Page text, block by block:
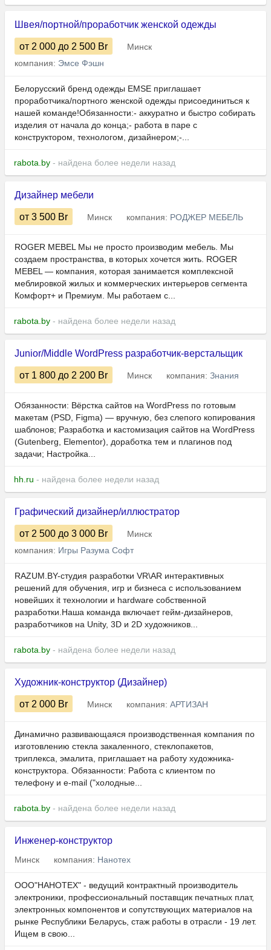
Швея/портной/проработчик женской одежды
от 2 000 до 2 500 Br
Минск
компания: Эмсе Фэшн
Белорусский бренд одежды EMSE приглашает
проработчика/портного женской одежды присоединиться к
нашей команде!Обязанности:- аккуратно и быстро собирать
изделия от начала до конца;- работа в паре с
конструктором, технологом, дизайнером;-...
rabota.by - найдена более недели назад
Дизайнер мебели
от 3 500 Br Минск компания: РОДЖЕР МЕБЕЛЬ
ROGER MEBEL Мы не просто производим мебель. Мы
создаем пространства, в которых хочется жить. ROGER
MEBEL — компания, которая занимается комплексной
меблировкой жилых и коммерческих интерьеров сегмента
Комфорт+ и Премиум. Мы работаем с...
rabota.by - найдена более недели назад
Junior/Middle WordPress разработчик-верстальщик
от 1 800 до 2 200 Br Минск компания: Знания
Обязанности: Вёрстка сайтов на WordPress по готовым
макетам (PSD, Figma) — вручную, без слепого копирования
шаблонов; Разработка и кастомизация сайтов на WordPress
(Gutenberg, Elementor), доработка тем и плагинов под
задачи; Настройка...
hh.ru - найдена более недели назад
Графический дизайнер/иллюстратор
от 2 500 до 3 000 Br
Минск
компания: Игры Разума Софт
RAZUM.BY-студия разработки VR\AR интерактивных
решений для обучения, игр и бизнеса с использованием
новейших it технологии и hardware собственной
разработки.Наша команда включает гейм-дизайнеров,
разработчиков на Unity, 3D и 2D художников...
rabota.by - найдена более недели назад
Художник-конструктор (Дизайнер)
от 2 000 Br Минск компания: АРТИЗАН
Динамично развивающаяся производственная компания по
изготовлению стекла закаленного, стеклопакетов,
триплекса, эмалита, приглашает на работу художника-
конструктора. Обязанности: Работа с клиентом по
телефону и e-mail ("холодные...
rabota.by - найдена более недели назад
Инженер-конструктор
Минск компания: Нанотех
ООО"НАНОТЕХ" - ведущий контрактный производитель
электроники, профессиональный поставщик печатных плат,
электронных компонентов и сопутствующих материалов на
рынке Республики Беларусь, стаж работы в отрасли - 19 лет.
Ищем в свою...